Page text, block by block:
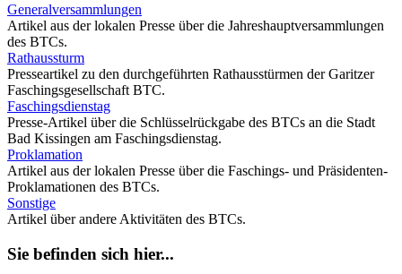
Generalversammlungen
Artikel aus der lokalen Presse über die Jahreshauptversammlungen
des BTCs.
Rathaussturm
Presseartikel zu den durchgeführten Rathausstürmen der Garitzer
Faschingsgesellschaft BTC.
Faschingsdienstag
Presse-Artikel über die Schlüsselrückgabe des BTCs an die Stadt
Bad Kissingen am Faschingsdienstag.
Proklamation
Artikel aus der lokalen Presse über die Faschings- und Präsidenten-
Proklamationen des BTCs.
Sonstige
Artikel über andere Aktivitäten des BTCs.
Sie befinden sich hier...